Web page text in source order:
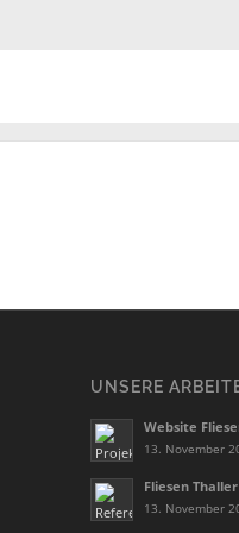
UNSERE
Website
13. November
Fliesen
13. November